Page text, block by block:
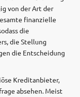
von der Art der
finanzielle
die
die Stellung
die Entscheidung
Kreditanbieter,
absehen. Meist